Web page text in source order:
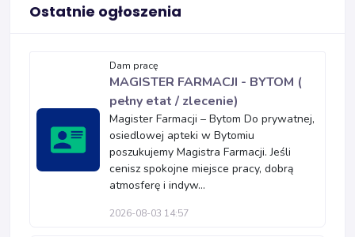
Ostatnie ogłoszenia
Dam pracę
MAGISTER FARMACJI - BYTOM (
pełny etat / zlecenie)
Magister Farmacji – Bytom Do prywatnej,
osiedlowej apteki w Bytomiu
poszukujemy Magistra Farmacji. Jeśli
cenisz spokojne miejsce pracy, dobrą
atmosferę i indyw...
2026-08-03 14:57